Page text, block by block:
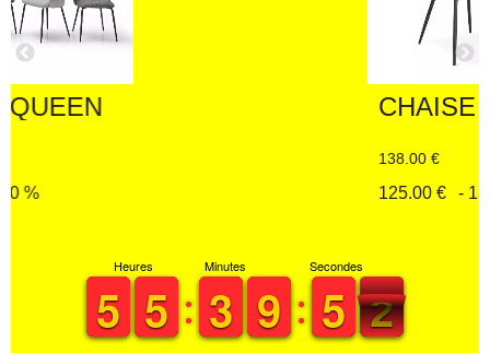
CHAISE SANDRA
Heures
4
4
5
5 4
4
5
5
Minutes
2
2
3
3 8
8
9
9
Secondes
4
4
5
5 2
1
1